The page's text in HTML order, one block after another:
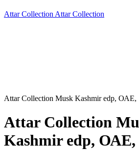
Attar Collection Attar Collection
Attar Collection Musk Kashmir edp, ОАЕ,
Attar Collection
Kashmir edp, ОАЕ,